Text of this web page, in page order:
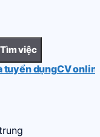
Tìm việc
tuyển dụngCV